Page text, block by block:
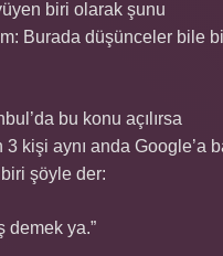
biri olarak şunu
Burada düşünceler bile
bu konu açılırsa
kişi aynı anda Google’a
biri şöyle der:
demek ya.”